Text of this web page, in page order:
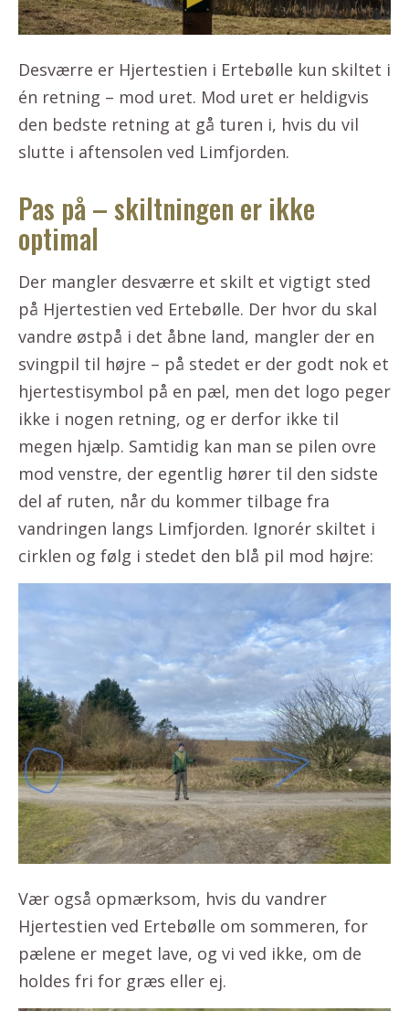
Desværre er Hjertestien i Ertebølle kun skiltet i
én retning – mod uret. Mod uret er heldigvis
den bedste retning at gå turen i, hvis du vil
slutte i aftensolen ved Limfjorden.
Pas på – skiltningen er ikke
optimal
Der mangler desværre et skilt et vigtigt sted
på Hjertestien ved Ertebølle. Der hvor du skal
vandre østpå i det åbne land, mangler der en
svingpil til højre – på stedet er der godt nok et
hjertestisymbol på en pæl, men det logo peger
ikke i nogen retning, og er derfor ikke til
megen hjælp. Samtidig kan man se pilen ovre
mod venstre, der egentlig hører til den sidste
del af ruten, når du kommer tilbage fra
vandringen langs Limfjorden. Ignorér skiltet i
cirklen og følg i stedet den blå pil mod højre:
Vær også opmærksom, hvis du vandrer
Hjertestien ved Ertebølle om sommeren, for
pælene er meget lave, og vi ved ikke, om de
holdes fri for græs eller ej.